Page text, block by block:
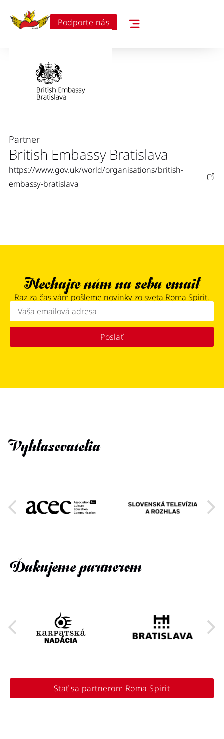
Podporte nás
Partner
British Embassy Bratislava
https://www.gov.uk/world/organisations/british-
embassy-bratislava
Nechajte nám na seba email
Raz za čas vám pošleme novinky zo sveta Roma Spirit.
Poslať
Vyhlasovatelia
Ďakujeme partnerom
Stať sa partnerom Roma Spirit